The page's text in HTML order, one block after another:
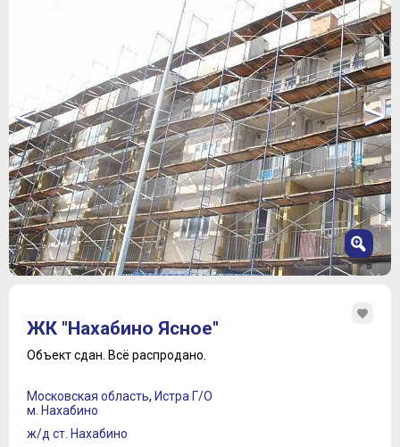
< >
3
4
6
7
ЖК "Нахабино Ясное"
Объект сдан. Всё распродано.
Московская область, Истра Г/О
м. Нахабино
ж/д ст. Нахабино